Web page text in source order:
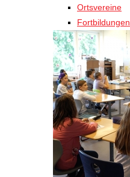
Ortsvereine
Fortbildungen